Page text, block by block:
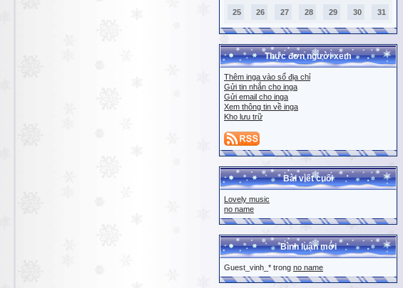
25 26 27 28 29 30 31
Thực đơn người xem
Thêm inga vào sổ địa chỉ
Gửi tin nhắn cho inga
Gửi email cho inga
Xem thông tin về inga
Kho lưu trữ
Bài viết cuối
Lovely music
no name
Bình luận mới
Guest_vinh_* trong no name